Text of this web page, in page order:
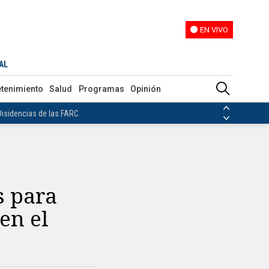
EN VIVO
Salud Programas Opinión
de las FARC
de las FARC
para
el